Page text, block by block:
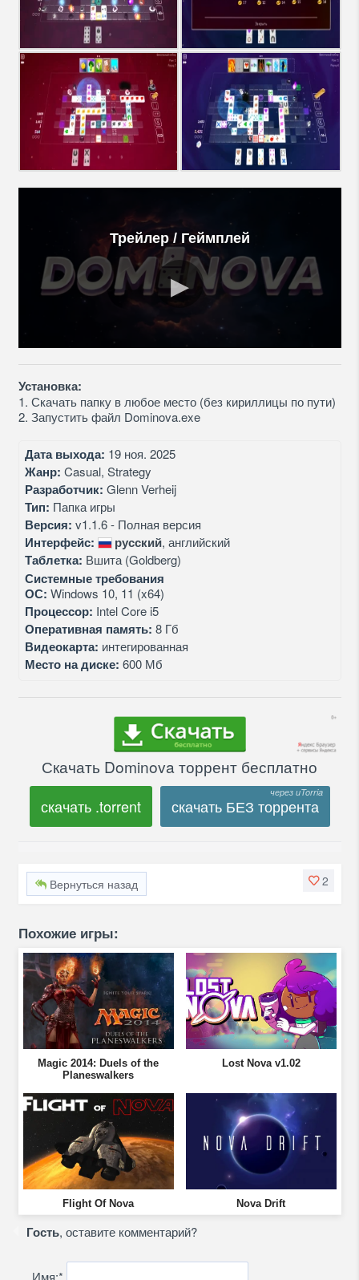
Трейлер / Геймплей
Установка:
1. Скачать папку в любое место (без кириллицы по пути)
2. Запустить файл Dominova.exe
Дата выхода: 19 ноя. 2025
Жанр: Casual, Strategy
Разработчик: Glenn Verheij
Тип: Папка игры
Версия: v1.1.6 - Полная версия
Интерфейс: русский, английский
Таблетка: Вшита (Goldberg)
Системные требования
ОС: Windows 10, 11 (x64)
Процессор: Intel Core i5
Оперативная память: 8 Гб
Видеокарта: интегированная
Место на диске: 600 Мб
Скачать Dominova торрент бесплатно
скачать .torrent скачать БЕЗ торрента
2
Вернуться назад
Похожие игры:
Magic 2014: Duels of the
Planeswalkers
Lost Nova v1.02
Flight Of Nova Nova Drift
Гость, оставите комментарий?
Имя:*